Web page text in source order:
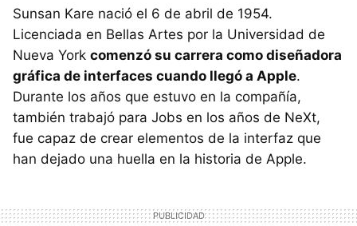
Sunsan Kare nació el 6 de abril de 1954.
Licenciada en Bellas Artes por la Universidad de
Nueva York comenzó su carrera como diseñadora
gráfica de interfaces cuando llegó a Apple.
Durante los años que estuvo en la compañía,
también trabajó para Jobs en los años de NeXt,
fue capaz de crear elementos de la interfaz que
han dejado una huella en la historia de Apple.